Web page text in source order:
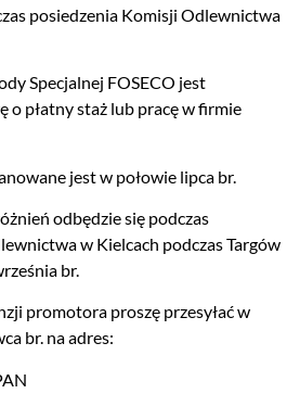
posiedzenia Komisji Odlewnictwa
Specjalnej FOSECO jest
o płatny staż lub pracę w firmie
jest w połowie lipca br.
odbędzie się podczas
w Kielcach podczas Targów
br.
promotora proszę przesyłać w
br. na adres: